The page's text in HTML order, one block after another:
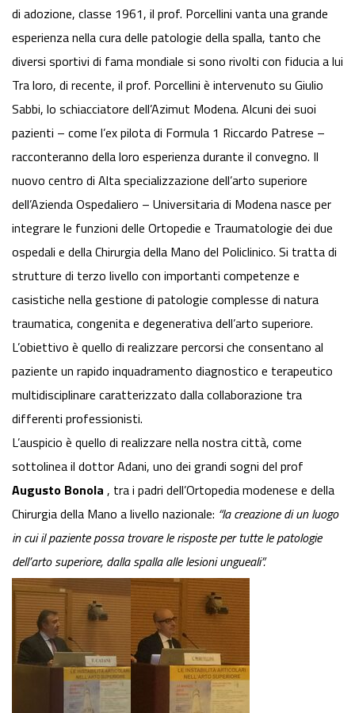
di adozione, classe 1961, il prof. Porcellini vanta una grande
esperienza nella cura delle patologie della spalla, tanto che
diversi sportivi di fama mondiale si sono rivolti con fiducia a lui
Tra loro, di recente, il prof. Porcellini è intervenuto su Giulio
Sabbi, lo schiacciatore dell’Azimut Modena. Alcuni dei suoi
pazienti – come l’ex pilota di Formula 1 Riccardo Patrese –
racconteranno della loro esperienza durante il convegno. Il
nuovo centro di Alta specializzazione dell’arto superiore
dell’Azienda Ospedaliero – Universitaria di Modena nasce per
integrare le funzioni delle Ortopedie e Traumatologie dei due
ospedali e della Chirurgia della Mano del Policlinico. Si tratta di
strutture di terzo livello con importanti competenze e
casistiche nella gestione di patologie complesse di natura
traumatica, congenita e degenerativa dell’arto superiore.
L’obiettivo è quello di realizzare percorsi che consentano al
paziente un rapido inquadramento diagnostico e terapeutico
multidisciplinare caratterizzato dalla collaborazione tra
differenti professionisti.
L’auspicio è quello di realizzare nella nostra città, come
sottolinea il dottor Adani, uno dei grandi sogni del prof
Augusto Bonola , tra i padri dell’Ortopedia modenese e della
Chirurgia della Mano a livello nazionale: “la creazione di un luogo
in cui il paziente possa trovare le risposte per tutte le patologie
dell’arto superiore, dalla spalla alle lesioni ungueali”.